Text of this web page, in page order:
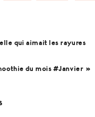
qui aimait les rayures
du mois #Janvier »